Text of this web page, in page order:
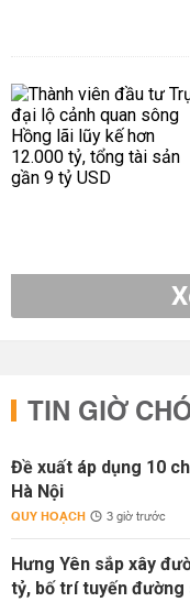
TIN GIỜ
Đề xuất áp dụng 10
Hà Nội
QUY HOẠCH 3 giờ trước
Hưng Yên sắp xây
tỷ, bố trí tuyến